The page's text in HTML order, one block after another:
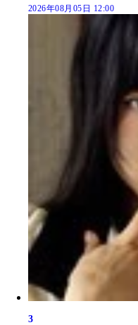
2026年08月05日 12:00
3